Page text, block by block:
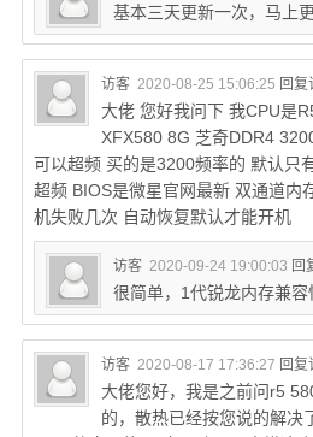
基本三天更新一次，马上
访客 2020-08-25 15:06:25 回复
大佬 您好我问下 我CPU是
XFX580 8G 芝奇DDR4
可以超频 买的是3200频率的 默认只
超频 BIOS是微星官网最新 双通道内
机失败几次 自动恢复默认才能开机
访客 2020-09-24 19:00:03 回
很简单，1代锐龙内存兼
访客 2020-08-17 17:36:27 回复
大佬您好，我是之前问r5
的，散热已经按您说的解决